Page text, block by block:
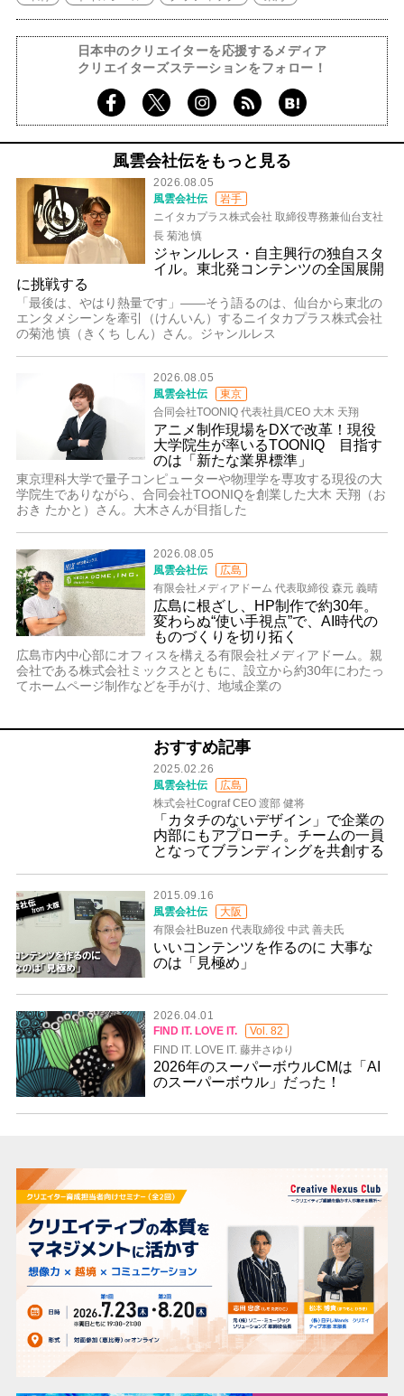
日本中のクリエイターを応援するメディア
クリエイターズステーションをフォロー！
風雲会社伝をもっと見る
2026.08.05
風雲会社伝
岩手
ニイタカプラス株式会社 取締役専務兼仙台支社
長 菊池 慎
ジャンルレス・自主興行の独自スタ
イル。東北発コンテンツの全国展開
に挑戦する
「最後は、やはり熱量です」――そう語るのは、仙台から東北の
エンタメシーンを牽引（けんいん）するニイタカプラス株式会社
の菊池 慎（きくち しん）さん。ジャンルレス
2026.08.05
風雲会社伝
東京
合同会社TOONIQ 代表社員/CEO 大木 天翔
アニメ制作現場をDXで改革！現役
大学院生が率いるTOONIQ 目指す
のは「新たな業界標準」
東京理科大学で量子コンピューターや物理学を専攻する現役の大
学院生でありながら、合同会社TOONIQを創業した大木 天翔（お
おき たかと）さん。大木さんが目指した
2026.08.05
風雲会社伝
広島
有限会社メディアドーム 代表取締役 森元 義晴
広島に根ざし、HP制作で約30年。
変わらぬ“使い手視点”で、AI時代の
ものづくりを切り拓く
広島市内中心部にオフィスを構える有限会社メディアドーム。親
会社である株式会社ミックスとともに、設立から約30年にわたっ
てホームページ制作などを手がけ、地域企業の
おすすめ記事
2025.02.26
風雲会社伝
広島
株式会社Cograf CEO 渡部 健将
「カタチのないデザイン」で企業の
内部にもアプローチ。チームの一員
となってブランディングを共創する
2015.09.16
風雲会社伝
大阪
有限会社Buzen 代表取締役 中武 善夫氏
いいコンテンツを作るのに 大事な
のは「見極め」
2026.04.01
FIND IT. LOVE IT.
Vol. 82
FIND IT. LOVE IT. 藤井さゆり
2026年のスーパーボウルCMは「AI
のスーパーボウル」だった！